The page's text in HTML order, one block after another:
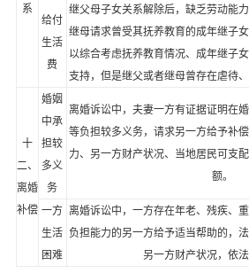
系
给付
生活
费
继父母子女关系解除后，缺乏劳动能
继母请求曾受其抚养教育的成年继子
以综合考虑抚养教育情况、成年继子
支持，但是继父或者继母曾存在虐待
十
二、
离婚
补偿
婚姻
中承
担较
多义
务
离婚诉讼中，夫妻一方有证据证明在
等负担较多义务，请求另一方给予补
力、另一方财产状况、当地居民可支
额。
一方
生活
困难
离婚诉讼中，一方存在年老、残疾、
负担能力的另一方给予适当帮助的，
另一方财产状况，依法